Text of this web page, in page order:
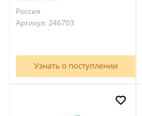
Россия
Артикул: 246703
Узнать о поступлении